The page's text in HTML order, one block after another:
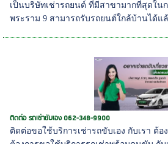
เป็นบริษัทเช่ารถยนต์ ที่มีสาขามากที่สุดใน
พระราม 9 สามารถรับรถยนต์ใกล้บ้านได้แ
ติดต่อ รถเช่าขับเอง 062-348-9900
ติดต่อขอใช้บริการเช่ารถขับเอง กับเรา ต้อ